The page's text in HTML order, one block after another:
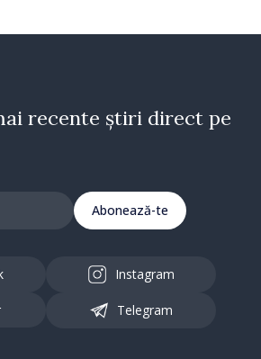
recente știri direct pe
Abonează-te
Instagram
Telegram